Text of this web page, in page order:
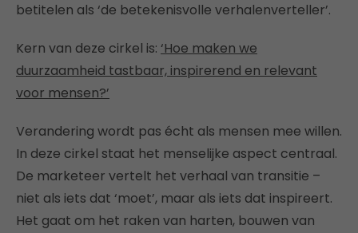
betitelen als ‘de betekenisvolle verhalenverteller’.
Kern van deze cirkel is: ‘Hoe maken we
duurzaamheid tastbaar, inspirerend en relevant
voor mensen?’
Verandering wordt pas écht als mensen mee willen.
In deze cirkel staat het menselijke aspect centraal.
De marketeer vertelt het verhaal van transitie –
niet als iets dat ‘moet’, maar als iets dat inspireert.
Het gaat om het raken van harten, bouwen van